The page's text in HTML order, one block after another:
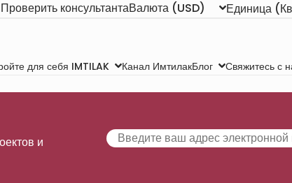
Проверить консультантаВалюта (USD) Единица
для себя IMTILAK Канал ИмтилакБлог Свяжитесь с
и